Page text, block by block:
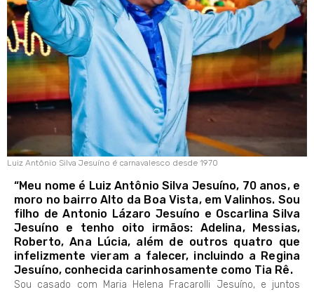
Luiz Antônio Silva Jesuíno é carnavalesco desde 1970
“Meu nome é Luiz Antônio Silva Jesuíno, 70 anos, e
moro no bairro Alto da Boa Vista, em Valinhos. Sou
filho de Antonio Lázaro Jesuíno e Oscarlina Silva
Jesuíno e tenho oito irmãos: Adelina, Messias,
Roberto, Ana Lúcia, além de outros quatro que
infelizmente vieram a falecer, incluindo a Regina
Jesuíno, conhecida carinhosamente como Tia Rê.
Sou casado com Maria Helena Fracarolli Jesuíno, e juntos